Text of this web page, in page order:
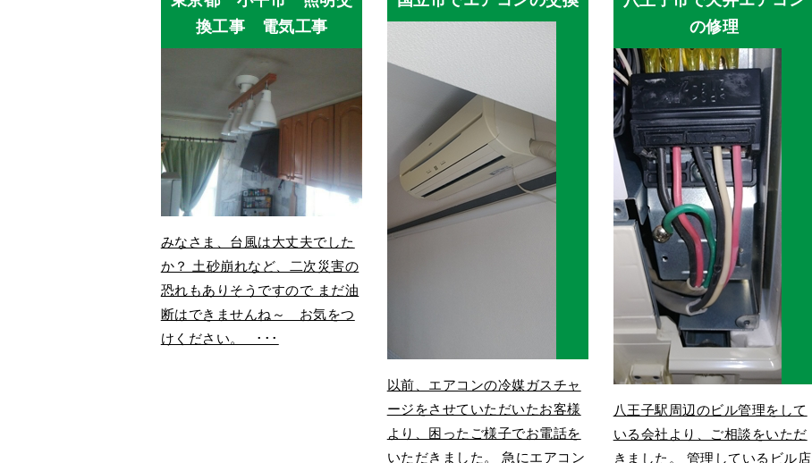
換工事 電気工事
みなさま、台風は大丈夫でした
か？ 土砂崩れなど、二次災害の
恐れもありそうですので まだ油
断はできませんね～ お気をつ
けください。 ･･･
以前、エアコンの冷媒ガスチャ
ージをさせていただいたお客様
より、困ったご様子でお電話を
いただきました。 急にエアコン
の修理
八王子駅周辺のビル管理をして
いる会社より、ご相談をいただ
きました。 管理しているビル店